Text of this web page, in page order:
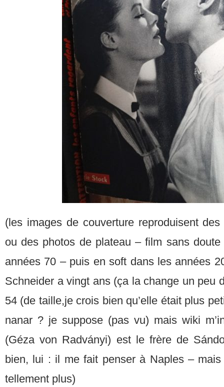
(les images de couverture reproduisent
ou des photos de plateau – film sans
années 70 – puis en soft dans les années
Schneider a vingt ans (ça la change un peu
54 (de taille,je crois bien qu’elle était plus
nanar ? je suppose (pas vu) mais wiki
(Géza von Radványi) est le frère de
bien, lui : il me fait penser à Naples –
tellement plus)